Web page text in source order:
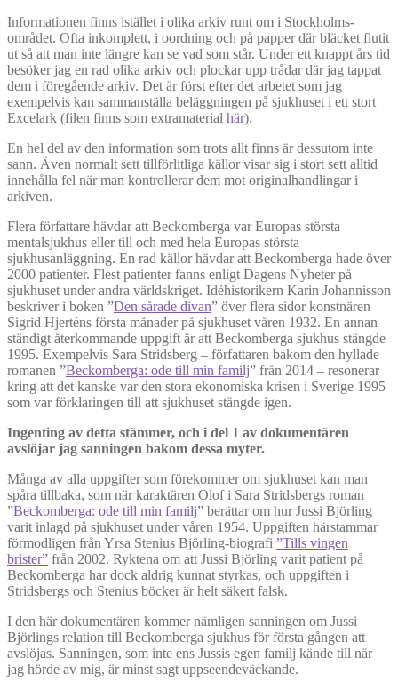
Informationen finns istället i olika arkiv runt om i Stockholms-
området. Ofta inkomplett, i oordning och på papper där bläcket flutit
ut så att man inte längre kan se vad som står. Under ett knappt års tid
besöker jag en rad olika arkiv och plockar upp trådar där jag tappat
dem i föregående arkiv. Det är först efter det arbetet som jag
exempelvis kan sammanställa beläggningen på sjukhuset i ett stort
Excelark (filen finns som extramaterial här).
En hel del av den information som trots allt finns är dessutom inte
sann. Även normalt sett tillförlitliga källor visar sig i stort sett alltid
innehålla fel när man kontrollerar dem mot originalhandlingar i
arkiven.
Flera författare hävdar att Beckomberga var Europas största
mentalsjukhus eller till och med hela Europas största
sjukhusanläggning. En rad källor hävdar att Beckomberga hade över
2000 patienter. Flest patienter fanns enligt Dagens Nyheter på
sjukhuset under andra världskriget. Idéhistorikern Karin Johannisson
beskriver i boken ”Den sårade divan” över flera sidor konstnären
Sigrid Hjerténs första månader på sjukhuset våren 1932. En annan
ständigt återkommande uppgift är att Beckomberga sjukhus stängde
1995. Exempelvis Sara Stridsberg – författaren bakom den hyllade
romanen ”Beckomberga: ode till min familj” från 2014 – resonerar
kring att det kanske var den stora ekonomiska krisen i Sverige 1995
som var förklaringen till att sjukhuset stängde igen.
Ingenting av detta stämmer, och i del 1 av dokumentären
avslöjar jag sanningen bakom dessa myter.
Många av alla uppgifter som förekommer om sjukhuset kan man
spåra tillbaka, som när karaktären Olof i Sara Stridsbergs roman
”Beckomberga: ode till min familj” berättar om hur Jussi Björling
varit inlagd på sjukhuset under våren 1954. Uppgiften härstammar
förmodligen från Yrsa Stenius Björling-biografi ”Tills vingen
brister” från 2002. Ryktena om att Jussi Björling varit patient på
Beckomberga har dock aldrig kunnat styrkas, och uppgiften i
Stridsbergs och Stenius böcker är helt säkert falsk.
I den här dokumentären kommer nämligen sanningen om Jussi
Björlings relation till Beckomberga sjukhus för första gången att
avslöjas. Sanningen, som inte ens Jussis egen familj kände till när
jag hörde av mig, är minst sagt uppseendeväckande.